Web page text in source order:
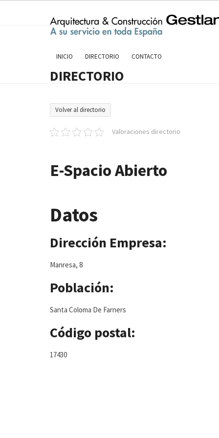
INICIO DIRECTORIO CONTACTO
DIRECTORIO
Volver al directorio
Valoraciones directorio
E-Spacio Abierto
Datos
Dirección Empresa:
Manresa, 8
Población:
Santa Coloma De Farners
Código postal:
17430